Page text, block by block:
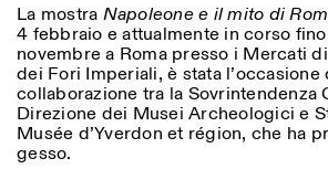
La mostra Napoleone e il mito di
4 febbraio e attualmente in corso
novembre a Roma presso i Mercati
dei Fori Imperiali, è stata l’occasione
collaborazione tra la Sovrintendenza
Direzione dei Musei Archeologici e
Musée d’Yverdon et région, che ha
gesso.